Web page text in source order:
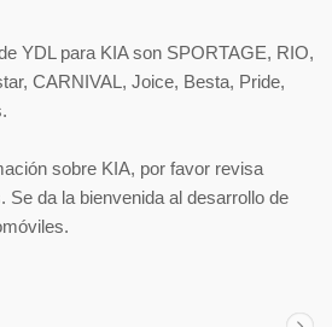
YDL para KIA son SPORTAGE, RIO,
CARNIVAL, Joice, Besta, Pride,
sobre KIA, por favor revisa
Se da la bienvenida al desarrollo de